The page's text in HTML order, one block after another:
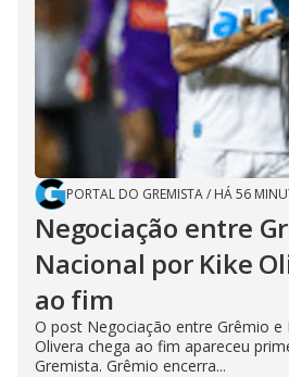
PORTAL DO GREMISTA/ HÁ 56
Negociação entre
Nacional por Kike
ao fim
O post Negociação entre Grêmio e
Olivera chega ao fim apareceu
Gremista. Grêmio encerra...